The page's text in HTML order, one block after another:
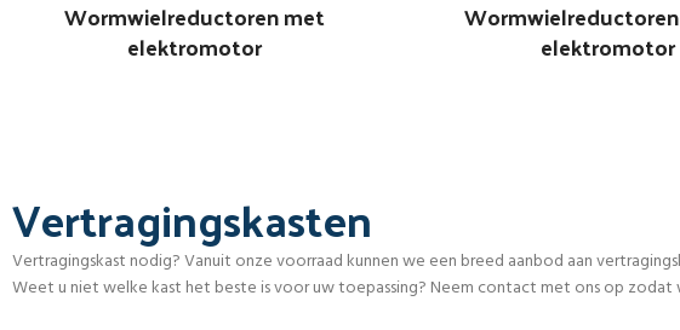
Wormwielreductoren met
elektromotor elektromotor
Vertragingskasten
Vertragingskast nodig? Vanuit onze voorraad kunnen we een breed aanbod aan
Weet u niet welke kast het beste is voor uw toepassing? Neem contact met ons op zodat